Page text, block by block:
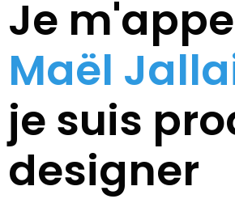
Maël
je suis
designer